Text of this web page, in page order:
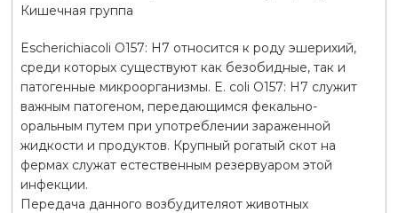
Кишечная группа
Escherichiacoli O157: H7 относится к роду эшерихий,
среди которых существуют как безобидные, так и
патогенные микроорганизмы. E. coli O157: H7 служит
важным патогеном, передающимся фекально-
оральным путем при употреблении зараженной
жидкости и продуктов. Крупный рогатый скот на
фермах служат естественным резервуаром этой
инфекции.
Передача данного возбудителяот животных